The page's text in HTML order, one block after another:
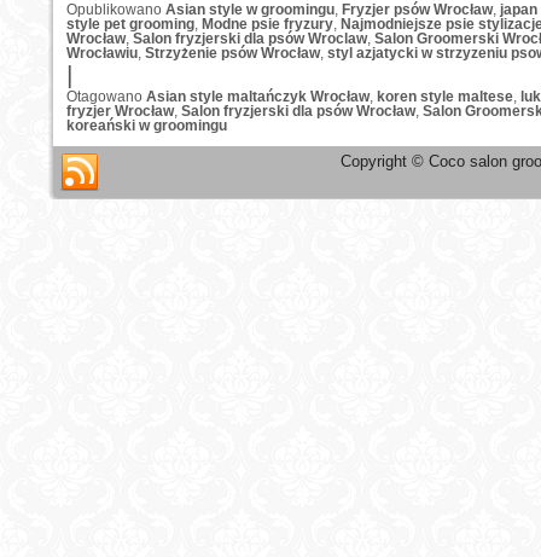
Opublikowano Asian style w groomingu, Fryzjer psów Wrocław,
style pet grooming, Modne psie fryzury, Najmodniejsze psie
Wrocław, Salon fryzjerski dla psów Wroclaw, Salon Groomerski
Wrocławiu, Strzyżenie psów Wrocław, styl azjatycki w strzyzeniu
|
Otagowano Asian style maltańczyk Wrocław, koren style maltese,
fryzjer Wrocław, Salon fryzjerski dla psów Wrocław, Salon
koreański w groomingu
Copyright © Coco salon